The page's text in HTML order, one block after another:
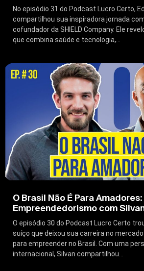
No episódio 31 do Podcast Lucro Certo,
compartilhou sua inspiradora jornada
cofundador da SHIELD Company. Ele
que combina saúde e tecnologia,...
O Brasil Não É Para
Empreendedorismo com
O episódio 30 do Podcast Lucro Certo
suíço que deixou sua carreira no
para empreender no Brasil. Com uma
internacional, Silvan compartilhou...